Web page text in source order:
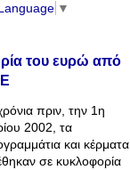
▼
του ευρώ από
πριν, την 1η
2002, τα
και κέρματα
σε κυκλοφορία